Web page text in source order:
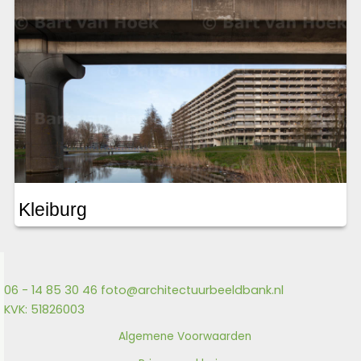
Kleiburg
06 - 14 85 30 46 foto@architectuurbeeldbank.nl
KVK: 51826003
Algemene Voorwaarden